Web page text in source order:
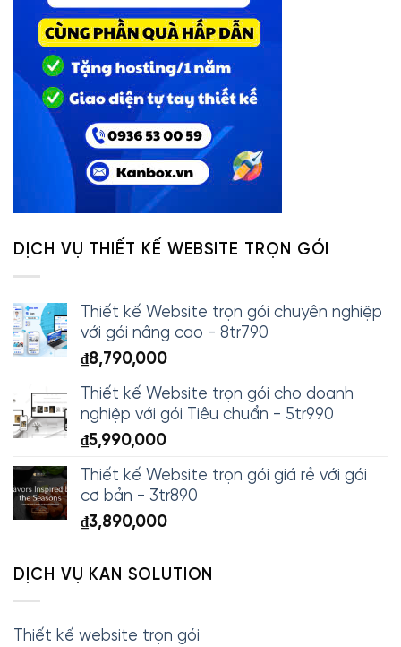
DỊCH VỤ THIẾT KẾ WEBSITE TRỌN GÓI
Thiết kế Website trọn gói chuyên nghiệp
với gói nâng cao - 8tr790
₫8,790,000
Thiết kế Website trọn gói cho doanh
nghiệp với gói Tiêu chuẩn - 5tr990
₫5,990,000
Thiết kế Website trọn gói giá rẻ với gói
cơ bản - 3tr890
₫3,890,000
DỊCH VỤ KAN SOLUTION
Thiết kế website trọn gói